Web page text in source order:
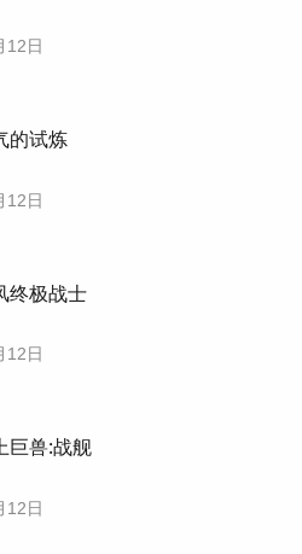
12日
的试炼
12日
终极战士
12日
巨兽:战舰
12日